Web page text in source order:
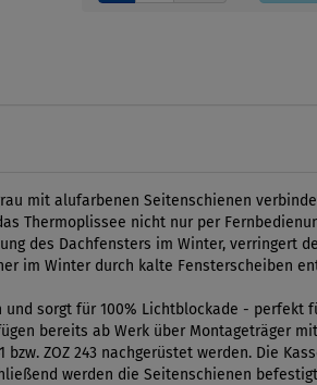
mit alufarbenen Seitenschienen
Thermoplissee nicht nur per
des Dachfensters im Winter, verringert
im Winter durch kalte Fensterscheiben
sorgt für 100% Lichtblockade - perfekt
bereits ab Werk über Montageträger
ZOZ 243 nachgerüstet werden. Die
werden die Seitenschienen